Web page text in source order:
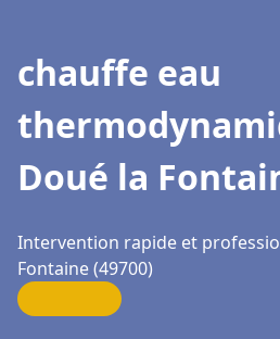
chauffe eau
Doué la
Intervention rapide et
Fontaine (49700)